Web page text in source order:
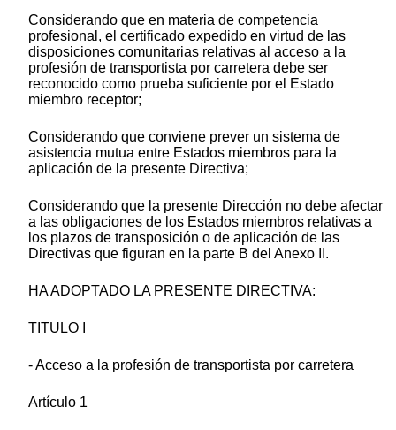
Considerando que en materia de competencia
profesional, el certificado expedido en virtud de las
disposiciones comunitarias relativas al acceso a la
profesión de transportista por carretera debe ser
reconocido como prueba suficiente por el Estado
miembro receptor;
Considerando que conviene prever un sistema de
asistencia mutua entre Estados miembros para la
aplicación de la presente Directiva;
Considerando que la presente Dirección no debe afectar
a las obligaciones de los Estados miembros relativas a
los plazos de transposición o de aplicación de las
Directivas que figuran en la parte B del Anexo II.
HA ADOPTADO LA PRESENTE DIRECTIVA:
TITULO I
- Acceso a la profesión de transportista por carretera
Artículo 1